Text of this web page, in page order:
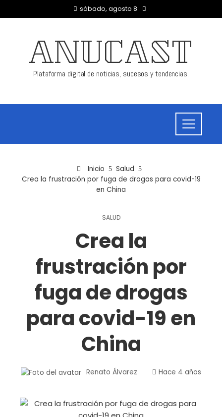
sábado, agosto 8
ANUCAST
Plataforma digital de noticias, sucesos y tendencias.
Inicio
Salud
Crea la frustración por fuga de drogas para covid-19
en China
SALUD
Crea la
frustración por
fuga de drogas
para covid-19 en
China
Renato Álvarez Hace 4 años